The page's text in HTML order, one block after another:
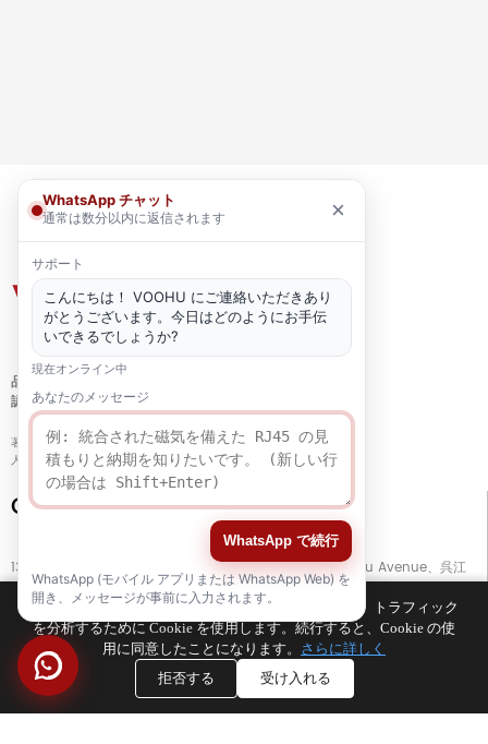
品質
認証
著作権 © 2021-2026 voohuele.com 全著作権所有
人気の製品- サイトマップ-スペシャル
Connect with Us
13階、ビルG、開平ビジネスセンター、No. 11666 East Taihu Avenue、呉江
区、蘇州市、江蘇省、中国
TEL +86 133 5804 1040 (WhatsApp)
TEL
+86 180 2130 1136 / +86 133 3865 5578
E-MAIL
voohu@voohuele.com
お客様のブラウジング エクスペリエンスを向上させ、トラフィック
を分析するために Cookie を使用します。続行すると、Cookie の使
用に同意したことになります。 さらに詳しく
拒否する
受け入れる
WhatsApp チャット
通常は数分以内に返信されます ×
サポート
こんにちは！ VOOHU にご連絡いただきあり
がとうございます。今日はどのようにお手伝
いできるでしょうか?
現在オンライン中
あなたのメッセージ
WhatsApp で続行
WhatsApp (モバイル アプリまたは WhatsApp Web) を
開き、メッセージが事前に入力されます。